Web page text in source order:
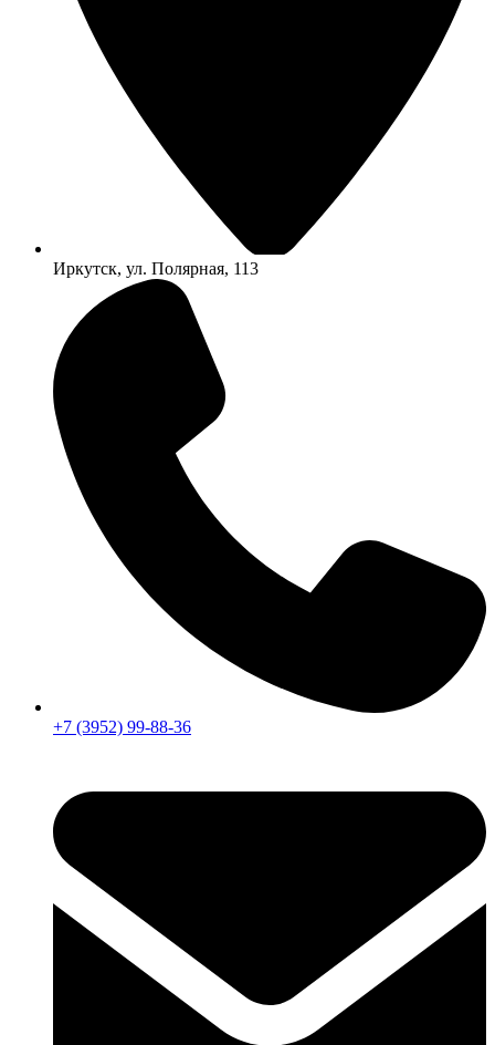
Иркутск, ул. Полярная, 113
+7 (3952) 99-88-36